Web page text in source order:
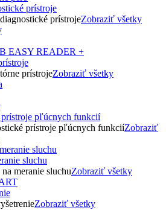
prístroje
prístrojeZobraziť všetky
prístrojeZobraziť všetky
pľúcnych funkcií
prístroje pľúcnych funkciíZobraziť
sluchu
meranie sluchuZobraziť všetky
Zobraziť všetky